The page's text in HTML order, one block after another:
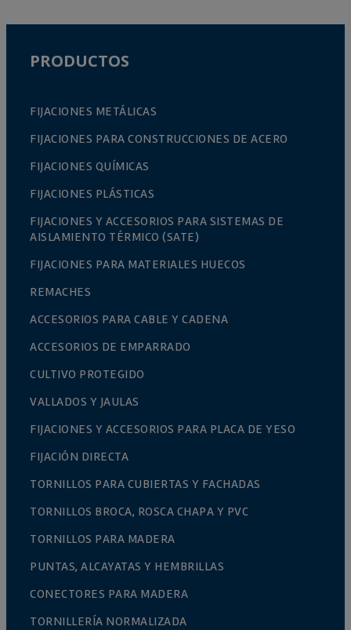
PRODUCTOS
FIJACIONES METÁLICAS
FIJACIONES PARA CONSTRUCCIONES DE ACERO
FIJACIONES QUÍMICAS
FIJACIONES PLÁSTICAS
FIJACIONES Y ACCESORIOS PARA SISTEMAS DE
AISLAMIENTO TÉRMICO (SATE)
FIJACIONES PARA MATERIALES HUECOS
REMACHES
ACCESORIOS PARA CABLE Y CADENA
ACCESORIOS DE EMPARRADO
CULTIVO PROTEGIDO
VALLADOS Y JAULAS
FIJACIONES Y ACCESORIOS PARA PLACA DE YESO
FIJACIÓN DIRECTA
TORNILLOS PARA CUBIERTAS Y FACHADAS
TORNILLOS BROCA, ROSCA CHAPA Y PVC
TORNILLOS PARA MADERA
PUNTAS, ALCAYATAS Y HEMBRILLAS
CONECTORES PARA MADERA
TORNILLERÍA NORMALIZADA